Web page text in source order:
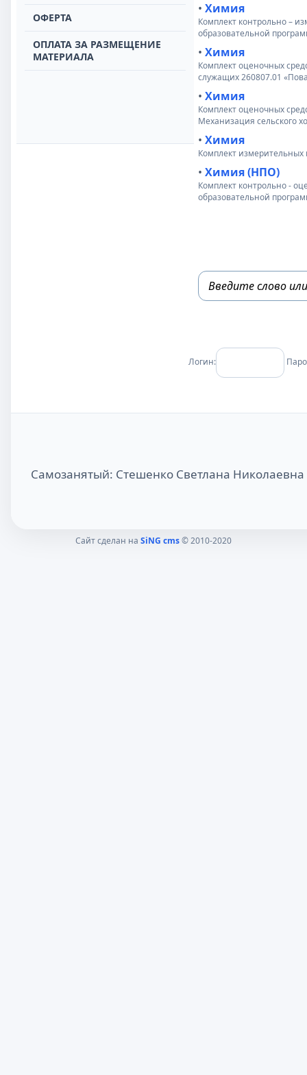
ОФЕРТА
ОПЛАТА ЗА РАЗМЕЩЕНИЕ
МАТЕРИАЛА
• Химия
Комплект контрольно –
образовательной
• Химия
Комплект оценочных
служащих 260807.01
• Химия
Комплект оценочных
Механизация сельского
• Химия
Комплект
• Химия (НПО)
Комплект контрольно -
образовательной
Логин:
Самозанятый: Стешенко Светлана
Сайт сделан на SiNG cms© 2010-2020